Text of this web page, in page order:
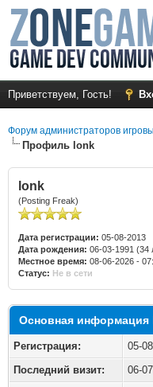
Приветствуем, Гость!
Форум администраторов
Профиль lonk
lonk
(Posting Freak)
Дата регистрации: 05-08-2013
Дата рождения: 06-03-1991 (34
Местное время: 08-06-2026 -
Статус: Не в сети
Основная информация
Регистрация:
05-
Последний визит:
06-